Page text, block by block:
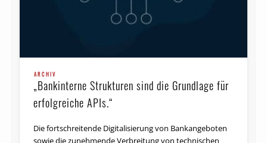
ARCHIV
„Bankinterne Strukturen sind die Grundlage für
erfolgreiche APIs.“
Die fortschreitende Digitalisierung von Bankangeboten
sowie die zunehmende Verbreitung von technischen